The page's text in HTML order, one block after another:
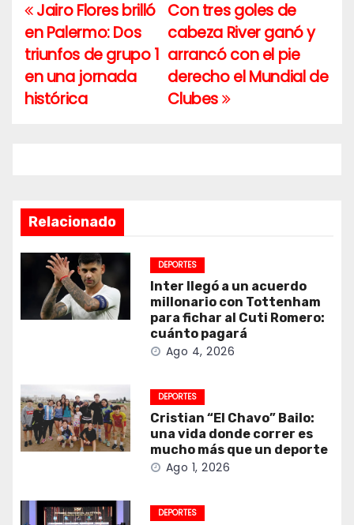
Navegación
de
entradas
Con tres goles de
cabeza River ganó y
arrancó con el pie
derecho el Mundial de
Clubes
Jairo Flores brilló
en Palermo: Dos
triunfos de grupo 1
en una jornada
histórica
Relacionado
DEPORTES
Inter llegó a un acuerdo
millonario con Tottenham
para fichar al Cuti Romero:
cuánto pagará
Ago 4, 2026
DEPORTES
Cristian “El Chavo” Bailo:
una vida donde correr es
mucho más que un deporte
Ago 1, 2026
DEPORTES